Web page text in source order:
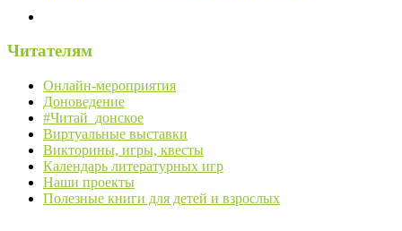
Читателям
Онлайн-мероприятия
Доноведение
#Читай_донское
Виртуальные выставки
Викторины, игры, квесты
Календарь литературных игр
Наши проекты
Полезные книги для детей и взрослых